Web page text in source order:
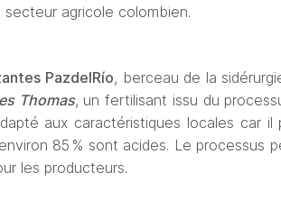
secteur agricole colombien.
PazdelRío, berceau de la
Thomas, un fertilisant issu du
é aux caractéristiques locales car il
85 % sont acides. Le processus
les producteurs.